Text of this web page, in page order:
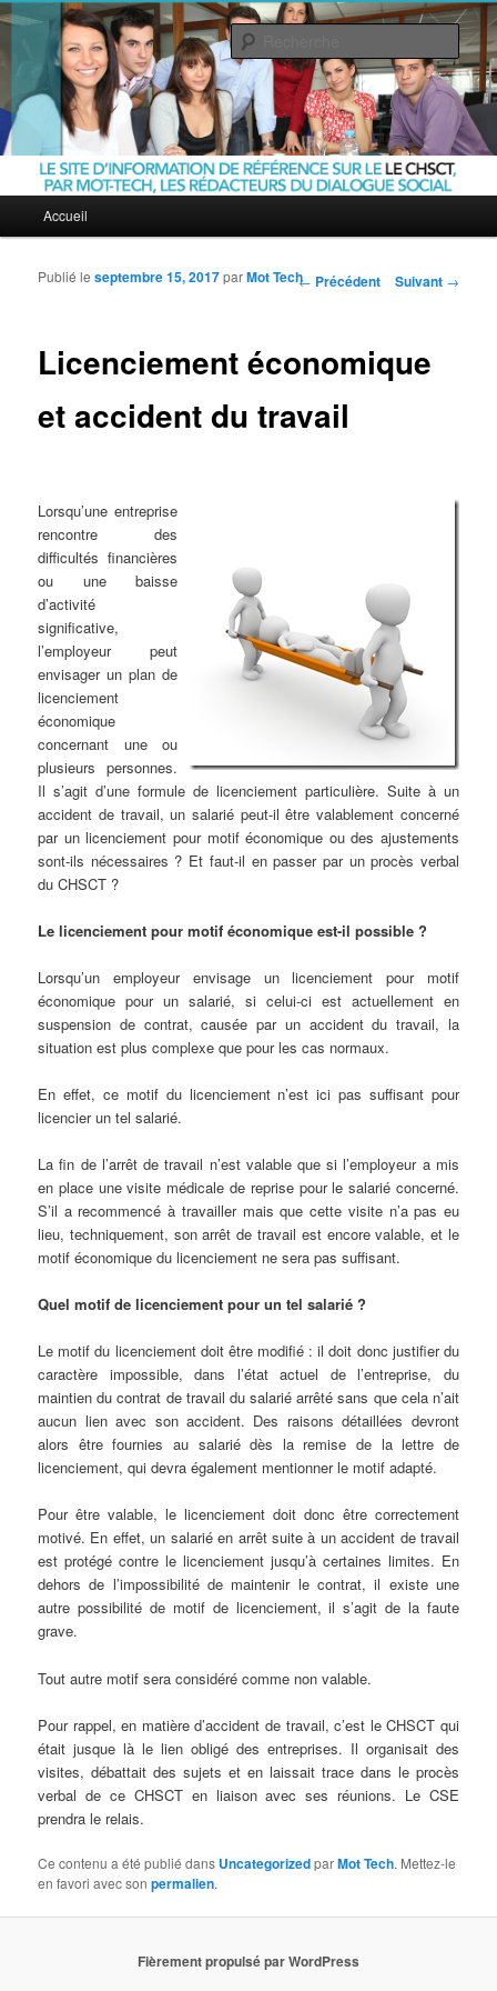
Le CHSCT
Aller au contenu principal
Aller au contenu secondaire
Accueil
Navigation des articles
← Précédent Suivant →
Licenciement économique
et accident du travail
Publié leseptembre 15, 2017parMot Tech
Lorsqu’une entreprise
rencontre des
difficultés financières
ou une baisse
d’activité
significative,
l’employeur peut
envisager un plan de
licenciement
économique
concernant une ou
plusieurs personnes.
Il s’agit d’une formule de licenciement particulière. Suite à un
accident de travail, un salarié peut-il être valablement concerné
par un licenciement pour motif économique ou des ajustements
sont-ils nécessaires ? Et faut-il en passer par un procès verbal
du CHSCT ?
Le licenciement pour motif économique est-il possible ?
Lorsqu’un employeur envisage un licenciement pour motif
économique pour un salarié, si celui-ci est actuellement en
suspension de contrat, causée par un accident du travail, la
situation est plus complexe que pour les cas normaux.
En effet, ce motif du licenciement n’est ici pas suffisant pour
licencier un tel salarié.
La fin de l’arrêt de travail n’est valable que si l’employeur a mis
en place une visite médicale de reprise pour le salarié concerné.
S’il a recommencé à travailler mais que cette visite n’a pas eu
lieu, techniquement, son arrêt de travail est encore valable, et le
motif économique du licenciement ne sera pas suffisant.
Quel motif de licenciement pour un tel salarié ?
Le motif du licenciement doit être modifié : il doit donc justifier du
caractère impossible, dans l’état actuel de l’entreprise, du
maintien du contrat de travail du salarié arrêté sans que cela n’ait
aucun lien avec son accident. Des raisons détaillées devront
alors être fournies au salarié dès la remise de la lettre de
licenciement, qui devra également mentionner le motif adapté.
Pour être valable, le licenciement doit donc être correctement
motivé. En effet, un salarié en arrêt suite à un accident de travail
est protégé contre le licenciement jusqu’à certaines limites. En
dehors de l’impossibilité de maintenir le contrat, il existe une
autre possibilité de motif de licenciement, il s’agit de la faute
grave.
Tout autre motif sera considéré comme non valable.
Pour rappel, en matière d’accident de travail, c’est le CHSCT qui
était jusque là le lien obligé des entreprises. Il organisait des
visites, débattait des sujets et en laissait trace dans le procès
verbal de ce CHSCT en liaison avec ses réunions. Le CSE
prendra le relais.
Ce contenu a été publié dans UncategorizedparMot Tech. Mettez-le
en favori avec sonpermalien.
Fièrement propulsé par WordPress